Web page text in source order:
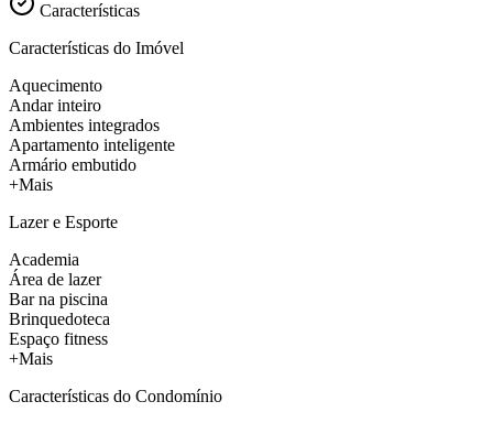
Características
Características do Imóvel
Aquecimento
Andar inteiro
Ambientes integrados
Apartamento inteligente
Armário embutido
+Mais
Lazer e Esporte
Academia
Área de lazer
Bar na piscina
Brinquedoteca
Espaço fitness
+Mais
Características do Condomínio